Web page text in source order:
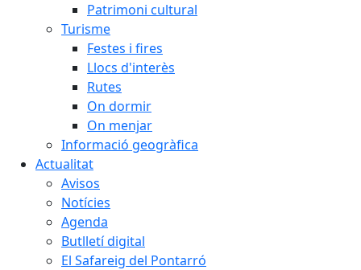
Patrimoni cultural
Turisme
Festes i fires
Llocs d'interès
Rutes
On dormir
On menjar
Informació geogràfica
Actualitat
Avisos
Notícies
Agenda
Butlletí digital
El Safareig del Pontarró